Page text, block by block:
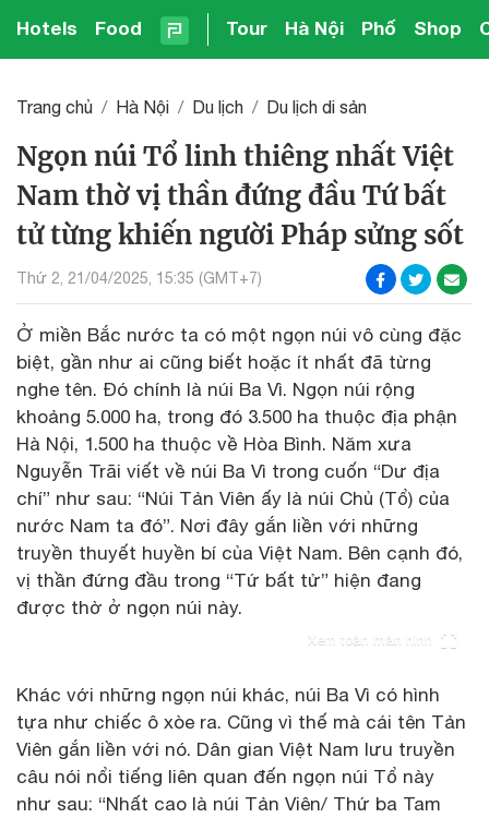
Hotels Food Tour Hà Nội Phố Shop
Trang chủ Hà Nội Du lịch Du lịch di sản
Ngọn núi Tổ linh thiêng nhất Việt
Nam thờ vị thần đứng đầu Tứ bất
tử từng khiến người Pháp sửng sốt
Thứ 2, 21/04/2025, 15:35 (GMT+7)
Ở miền Bắc nước ta có một ngọn núi vô cùng đặc
biệt, gần như ai cũng biết hoặc ít nhất đã từng
nghe tên. Đó chính là núi Ba Vì. Ngọn núi rộng
khoảng 5.000 ha, trong đó 3.500 ha thuộc địa phận
Hà Nội, 1.500 ha thuộc về Hòa Bình. Năm xưa
Nguyễn Trãi viết về núi Ba Vì trong cuốn “Dư địa
chí” như sau: “Núi Tản Viên ấy là núi Chủ (Tổ) của
nước Nam ta đó”. Nơi đây gắn liền với những
truyền thuyết huyền bí của Việt Nam. Bên cạnh đó,
vị thần đứng đầu trong “Tứ bất tử” hiện đang
được thờ ở ngọn núi này.
Xem toàn màn hình
Khác với những ngọn núi khác, núi Ba Vì có hình
tựa như chiếc ô xòe ra. Cũng vì thế mà cái tên Tản
Viên gắn liền với nó. Dân gian Việt Nam lưu truyền
câu nói nổi tiếng liên quan đến ngọn núi Tổ này
như sau: “Nhất cao là núi Tản Viên/ Thứ ba Tam